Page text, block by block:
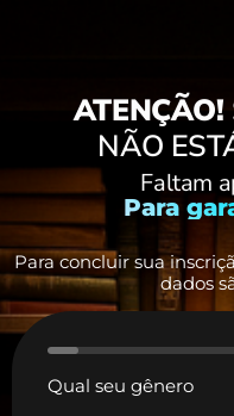
ATENÇÃO!
NÃO
Faltam
Para
Para concluir sua
dados
7%
Qual seu gênero